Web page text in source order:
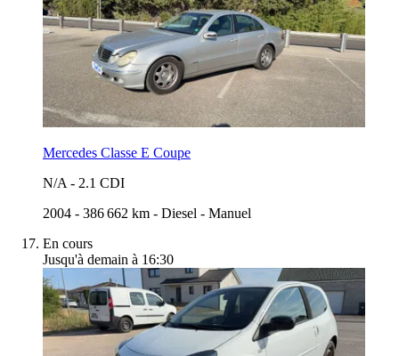
Mercedes Classe E Coupe
N/A - 2.1 CDI
2004 - 386 662 km - Diesel - Manuel
En cours
Jusqu'à demain à 16:30